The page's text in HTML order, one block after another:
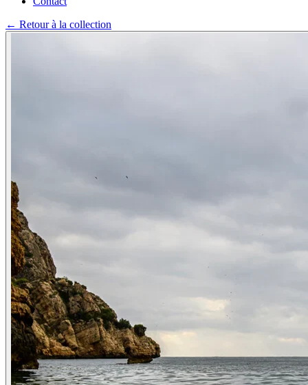
← Retour à la collection